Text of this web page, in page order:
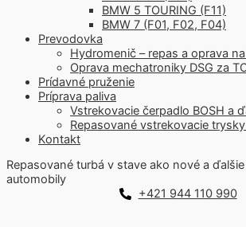
BMW 5 TOURING (F11)
BMW 7 (F01, F02, F04)
Prevodovka
Hydromenič – repas a oprava
Oprava mechatroniky DSG za
Prídavné pruženie
Príprava paliva
Vstrekovacie čerpadlo BOSH a
Repasované vstrekovacie
Kontakt
Repasované turbá v stave ako nové a
automobily
+421 944 110 990